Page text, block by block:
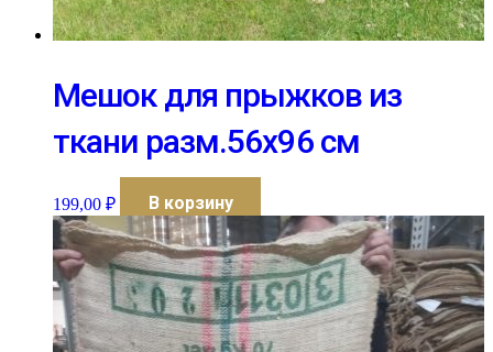
Мешок для прыжков из
ткани разм.56х96 см
199,00 ₽ В корзину